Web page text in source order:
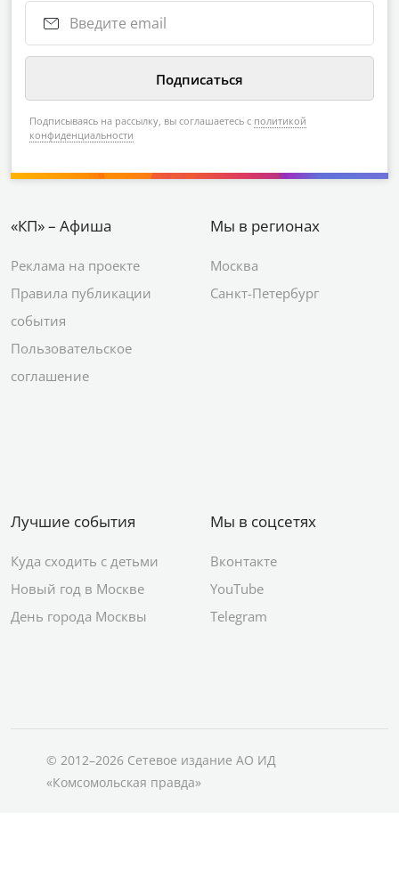
Подписываясь на рассылку, вы соглашаетесь с политикой
конфиденциальности
«КП» – Афиша
Реклама на проекте
Правила публикации
события
Пользовательское
соглашение
Мы в регионах
Москва
Санкт-Петербург
Лучшие события
Куда сходить с детьми
Новый год в Москве
День города Москвы
Мы в соцсетях
Вконтакте
YouTube
Telegram
© 2012–2026 Сетевое издание АО ИД
«Комсомольская правда»